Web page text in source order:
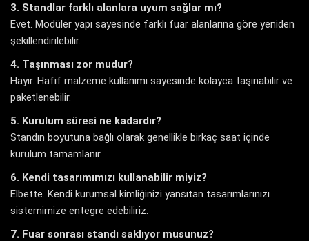
3. Standlar farklı alanlara uyum sağlar mı?
Evet. Modüler yapı sayesinde farklı fuar alanlarına göre yeniden
şekillendirilebilir.
4. Taşınması zor mudur?
Hayır. Hafif malzeme kullanımı sayesinde kolayca taşınabilir ve
paketlenebilir.
5. Kurulum süresi ne kadardır?
Standın boyutuna bağlı olarak genellikle birkaç saat içinde
kurulum tamamlanır.
6. Kendi tasarımımızı kullanabilir miyiz?
Elbette. Kendi kurumsal kimliğinizi yansıtan tasarımlarınızı
sistemimize entegre edebiliriz.
7. Fuar sonrası standı saklıyor musunuz?